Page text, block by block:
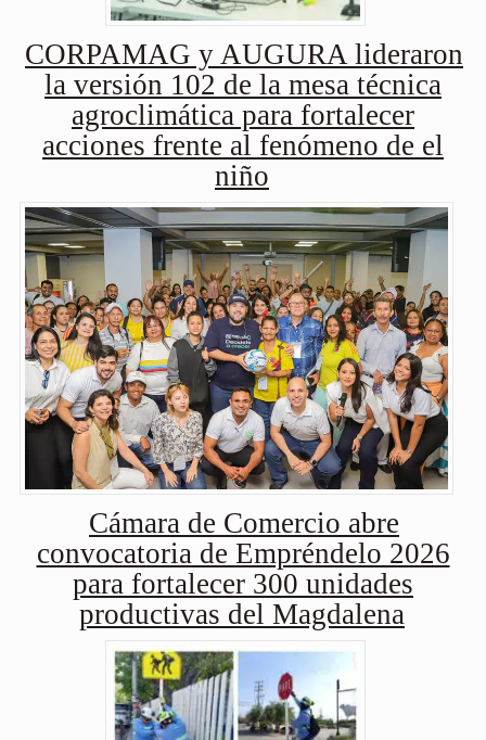
CORPAMAG y AUGURA lideraron
la versión 102 de la mesa técnica
agroclimática para fortalecer
acciones frente al fenómeno de el
niño
Cámara de Comercio abre
convocatoria de Empréndelo 2026
para fortalecer 300 unidades
productivas del Magdalena